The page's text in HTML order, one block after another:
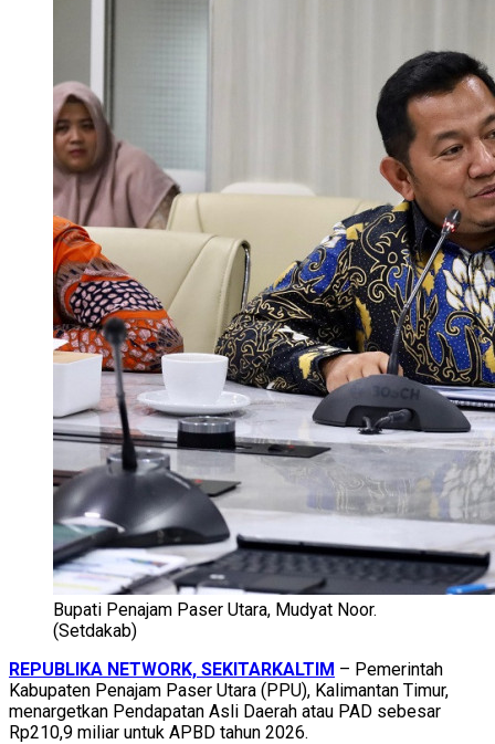
Bupati Penajam Paser Utara, Mudyat Noor.
(Setdakab)
REPUBLIKA NETWORK, SEKITARKALTIM – Pemerintah
Kabupaten Penajam Paser Utara (PPU), Kalimantan Timur,
menargetkan Pendapatan Asli Daerah atau PAD sebesar
Rp210,9 miliar untuk APBD tahun 2026.